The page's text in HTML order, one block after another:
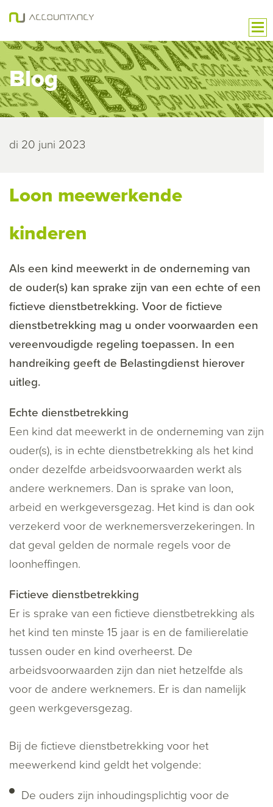
Blog
di 20 juni 2023
Loon meewerkende
kinderen
Als een kind meewerkt in de onderneming van
de ouder(s) kan sprake zijn van een echte of een
fictieve dienstbetrekking. Voor de fictieve
dienstbetrekking mag u onder voorwaarden een
vereenvoudigde regeling toepassen. In een
handreiking geeft de Belastingdienst hierover
uitleg.
Echte dienstbetrekking
Een kind dat meewerkt in de onderneming van zijn
ouder(s), is in echte dienstbetrekking als het kind
onder dezelfde arbeidsvoorwaarden werkt als
andere werknemers. Dan is sprake van loon,
arbeid en werkgeversgezag. Het kind is dan ook
verzekerd voor de werknemersverzekeringen. In
dat geval gelden de normale regels voor de
loonheffingen.
Fictieve dienstbetrekking
Er is sprake van een fictieve dienstbetrekking als
het kind ten minste 15 jaar is en de familierelatie
tussen ouder en kind overheerst. De
arbeidsvoorwaarden zijn dan niet hetzelfde als
voor de andere werknemers. Er is dan namelijk
geen werkgeversgezag.
Bij de fictieve dienstbetrekking voor het
meewerkend kind geldt het volgende:
De ouders zijn inhoudingsplichtig voor de